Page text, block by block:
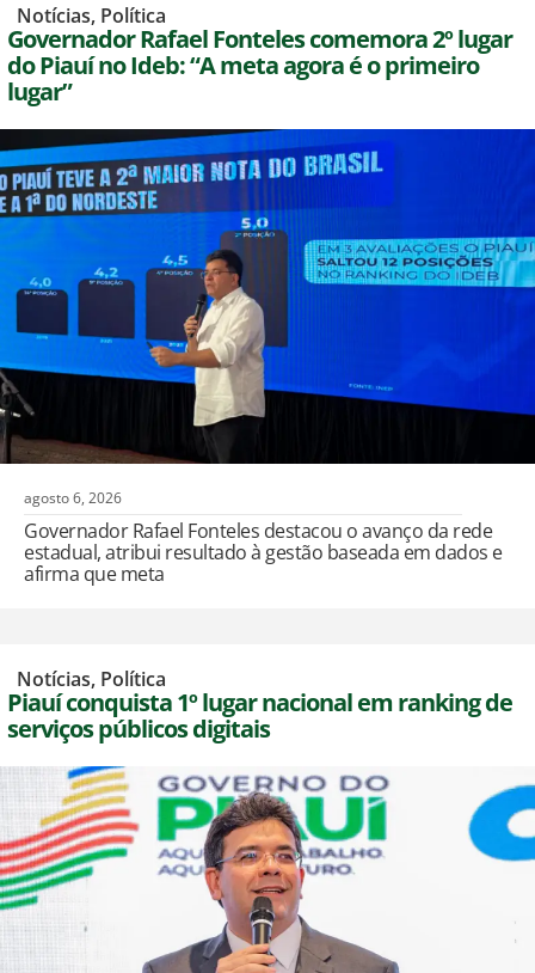
Notícias, Política
Governador Rafael Fonteles comemora 2º lugar
do Piauí no Ideb: “A meta agora é o primeiro
lugar”
agosto 6, 2026
Governador Rafael Fonteles destacou o avanço da rede
estadual, atribui resultado à gestão baseada em dados e
afirma que meta
Notícias, Política
Piauí conquista 1º lugar nacional em ranking de
serviços públicos digitais